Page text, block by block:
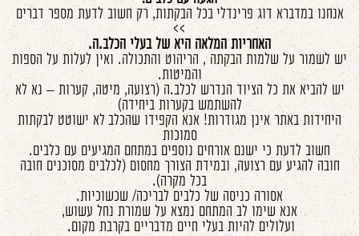
אנחנו במדברא דוג פרינדלי בכל הבקתות, רק חשוב לדעת מספר דברים
>>
האחריות המלאה היא של בעלי הכלב.ה.
יש לשמור על שלמות הבקתה , הריהוט והתכולה. ואין לעלות על הספות
והמיטות.
יש להביא את כל הציוד הנדרש לכלב.ה (רצועה, מיטה, קערות – נא לא
להשתמש בקערות ביחידה)
היחידות באתר אינן מגודרות! אנא הקפידו שהכלב לא ישוטט לבקתות
סמוכות
חשוב לדעת כי ישנם אורחים נוספים במתחם המגיעים עם כלבים.
חובה להגיע עם רצועה, ובמידת הצורך מחסום (לכלבים מסוכנים חובה
בכל מקרה).
אסורה כניסה של כלבים לבריכה/ שכשוכיות.
אנא שימו לב המתחם נמצא על שמורת נחל עשוש,
ועלולים להיות בעלי חיים מדבריים בקרבת מקום.